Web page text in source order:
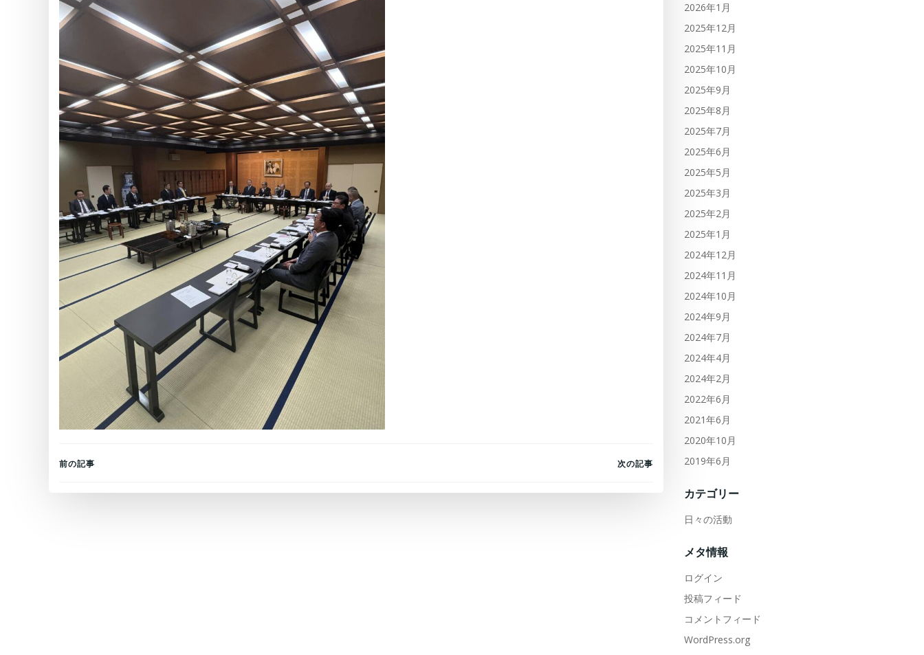
Post
navigation
前の記事
navigation
次の記事
2026年1月
2025年12月
2025年11月
2025年10月
2025年9月
2025年8月
2025年7月
2025年6月
2025年5月
2025年3月
2025年2月
2025年1月
2024年12月
2024年11月
2024年10月
2024年9月
2024年7月
2024年4月
2024年2月
2022年6月
2021年6月
2020年10月
2019年6月
カテゴリー
日々の活動
メタ情報
ログイン
投稿フィード
コメントフィード
WordPress.org